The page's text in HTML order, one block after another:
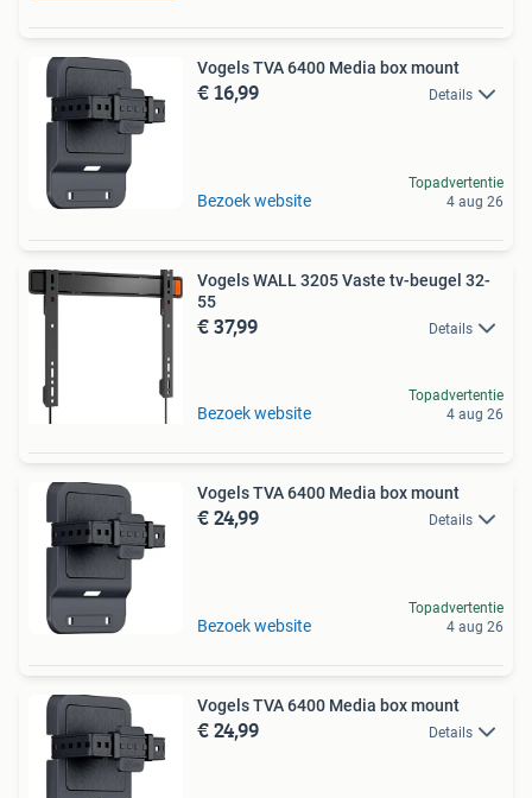
Vogels TVA 6400 Media box mount
€ 16,99 Details
Bezoek website
Topadvertentie
4 aug 26
Vogels WALL 3205 Vaste tv-beugel 32-
55
€ 37,99 Details
Bezoek website
Topadvertentie
4 aug 26
Vogels TVA 6400 Media box mount
€ 24,99 Details
Bezoek website
Topadvertentie
4 aug 26
Vogels TVA 6400 Media box mount
€ 24,99 Details